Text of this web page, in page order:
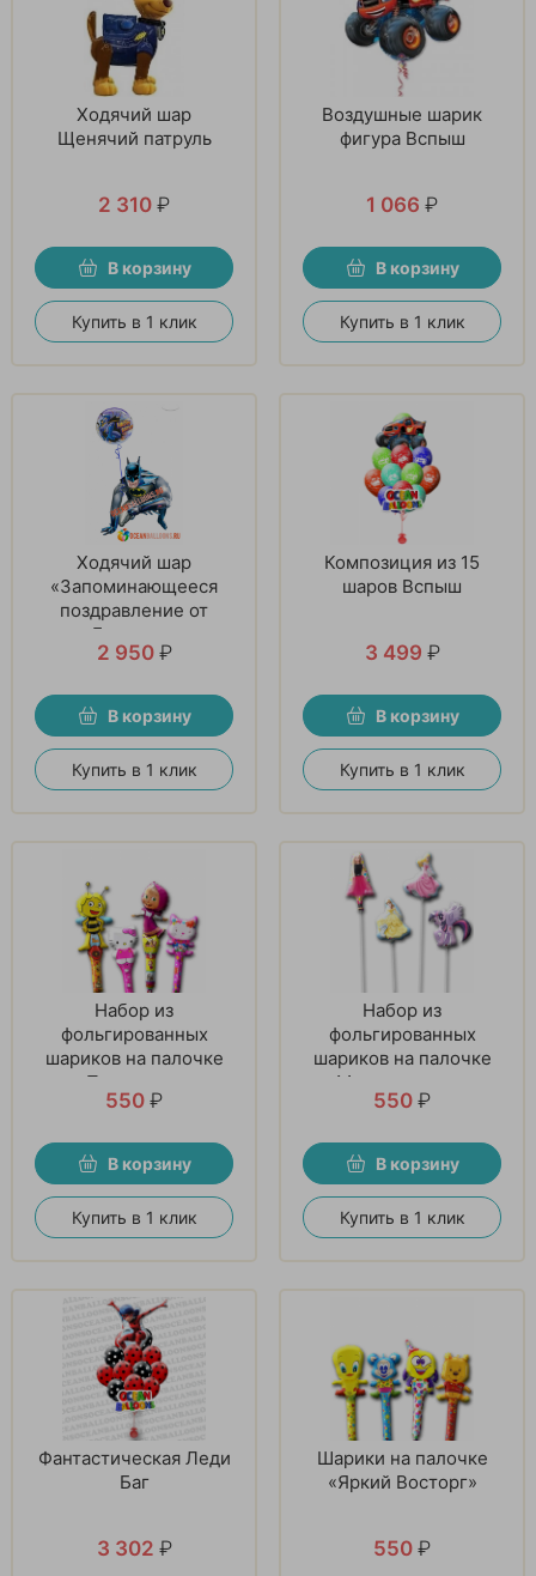
Ходячий шар
Щенячий патруль
2 310 ₽
В корзину
Купить в 1 клик
Воздушные шарик
фигура Вспыш
1 066 ₽
В корзину
Купить в 1 клик
Ходячий шар
«Запоминающееся
поздравление от
Бэтмена»
2 950 ₽
В корзину
Купить в 1 клик
Композиция из 15
шаров Вспыш
3 499 ₽
В корзину
Купить в 1 клик
Набор из
фольгированных
шариков на палочке
«Прекрасное
настроение»
550 ₽
В корзину
Купить в 1 клик
Набор из
фольгированных
шариков на палочке
«Мечта девочек»
550 ₽
В корзину
Купить в 1 клик
Фантастическая Леди
Баг
3 302 ₽
Шарики на палочке
«Яркий Восторг»
550 ₽